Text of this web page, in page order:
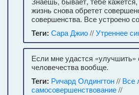
жизнь снова обретет
совершенства. Все устроено
Теги: Сара Джио//Утреннее
Если мне удастся
человечества вообще.
Теги: Ричард Олдингтон// Все
самосовершенствование//